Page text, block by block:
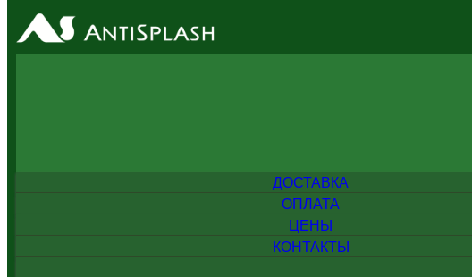
ДОСТАВКА
ОПЛАТА
ЦЕНЫ
КОНТАКТЫ